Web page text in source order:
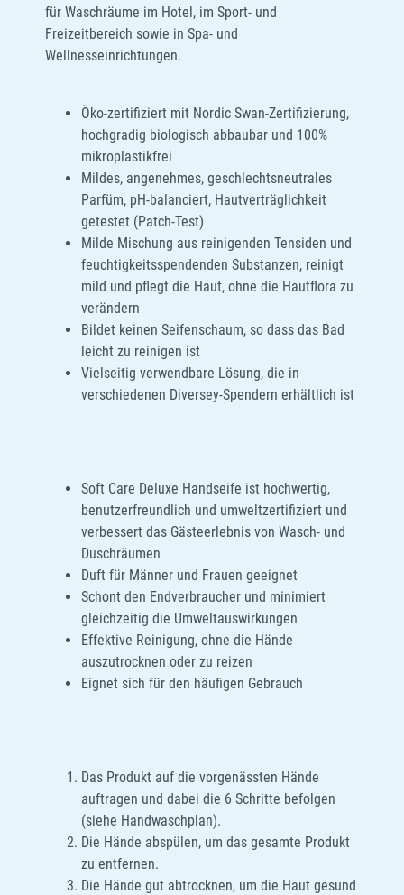
für Waschräume im Hotel, im Sport- und
Freizeitbereich sowie in Spa- und
Wellnesseinrichtungen.
Öko-zertifiziert mit Nordic Swan-Zertifizierung,
hochgradig biologisch abbaubar und 100%
mikroplastikfrei
Mildes, angenehmes, geschlechtsneutrales
Parfüm, pH-balanciert, Hautverträglichkeit
getestet (Patch-Test)
Milde Mischung aus reinigenden Tensiden und
feuchtigkeitsspendenden Substanzen, reinigt
mild und pflegt die Haut, ohne die Hautflora zu
verändern
Bildet keinen Seifenschaum, so dass das Bad
leicht zu reinigen ist
Vielseitig verwendbare Lösung, die in
verschiedenen Diversey-Spendern erhältlich ist
Soft Care Deluxe Handseife ist hochwertig,
benutzerfreundlich und umweltzertifiziert und
verbessert das Gästeerlebnis von Wasch- und
Duschräumen
Duft für Männer und Frauen geeignet
Schont den Endverbraucher und minimiert
gleichzeitig die Umweltauswirkungen
Effektive Reinigung, ohne die Hände
auszutrocknen oder zu reizen
Eignet sich für den häufigen Gebrauch
Das Produkt auf die vorgenässten Hände
auftragen und dabei die 6 Schritte befolgen
(siehe Handwaschplan).
Die Hände abspülen, um das gesamte Produkt
zu entfernen.
Die Hände gut abtrocknen, um die Haut gesund